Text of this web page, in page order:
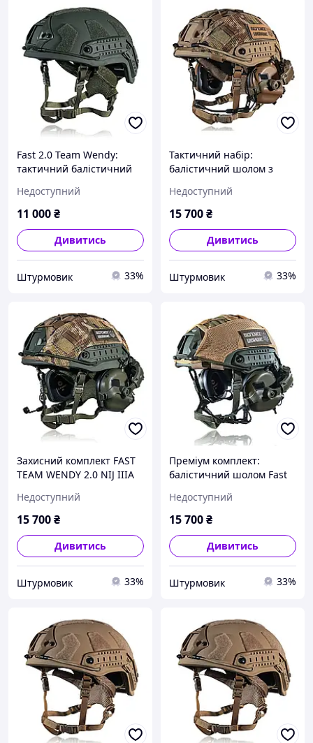
Fast 2.0 Team Wendy:
тактичний балістичний
Недоступний
11 000₴
Дивитись
Штурмовик 33%
Тактичний набір:
балістичний шолом з
NIJ IIIA (Койот), активні
навушники Earmor M32,
Недоступний
15 700₴
Дивитись
Штурмовик 33%
Захисний комплект FAST
TEAM WENDY 2.0 NIJ IIIA
навушниками EARMOR
M32, кріпленням
мультикам-чохлом, L
Недоступний
15 700₴
Дивитись
Штурмовик 33%
Преміум комплект:
балістичний шолом Fast
Earmor M32, кріпленням
Чебурашка та кавером
Недоступний
15 700₴
Дивитись
Штурмовик 33%